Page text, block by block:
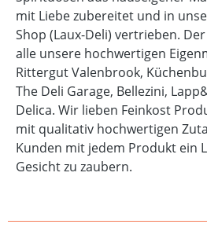
mit Liebe zubereitet und in
Shop (Laux-Deli) vertrieben.
alle unsere hochwertigen
Rittergut Valenbrook,
The Deli Garage, Bellezini,
Delica. Wir lieben Feinkost
mit qualitativ hochwertigen
Kunden mit jedem Produkt ein
Gesicht zu zaubern.